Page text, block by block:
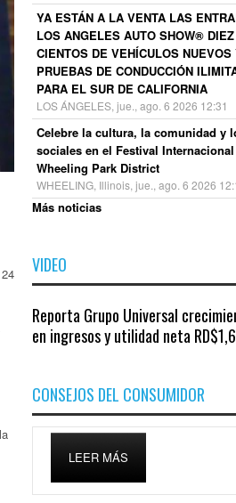
YA ESTÁN A LA VENTA LAS
LOS ANGELES AUTO SHOW®
CIENTOS DE VEHÍCULOS NUEVOS
PRUEBAS DE CONDUCCIÓN
PARA EL SUR DE CALIFORNIA
LOS ÁNGELES, jue., ago. 6 2026 12:31
Celebre la cultura, la comunidad y
sociales en el Festival
Wheeling Park District
WHEELING, Illinois, jue., ago. 6 2026
Más noticias
VIDEO
Reporta Grupo Universal
en ingresos y utilidad neta
CONSEJOS DEL CONSUMIDOR
LEER MÁS